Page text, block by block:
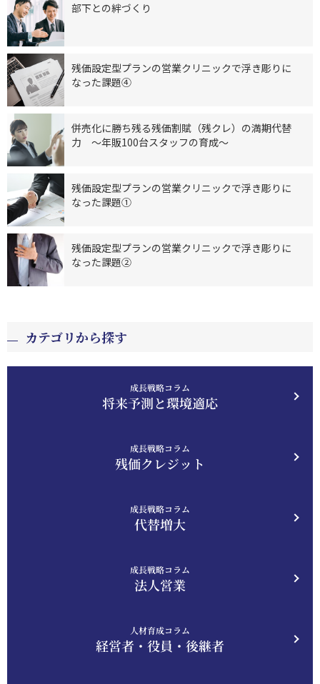
部下との絆づくり
残価設定型プランの営業クリニックで浮き彫りに
なった課題④
併売化に勝ち残る残価割賦（残クレ）の満期代替
力 ～年販100台スタッフの育成～
残価設定型プランの営業クリニックで浮き彫りに
なった課題①
残価設定型プランの営業クリニックで浮き彫りに
なった課題②
カテゴリから探す
成長戦略コラム
将来予測と環境適応
成長戦略コラム
残価クレジット
成長戦略コラム
代替増大
成長戦略コラム
法人営業
人材育成コラム
経営者・役員・後継者